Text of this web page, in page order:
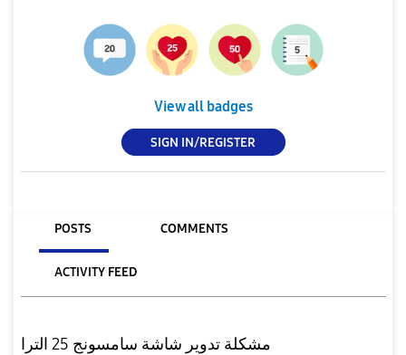
View all badges
SIGN IN/REGISTER
POSTS COMMENTS
ACTIVITY FEED
مشكلة تدوير شاشة سامسونج 25 الترا